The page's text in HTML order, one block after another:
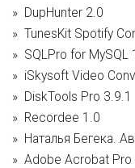
DupHunter 2.0
TunesKit Spotify
SQLPro for MySQL
iSkysoft Video
DiskTools Pro 3.9.1
Recordee 1.0
Наталья Бегека.
Adobe Acrobat Pro